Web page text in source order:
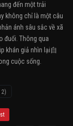
đến một trải
không chỉ là một câu
ánh sâu sắc về xã
đuổi. Thông qua
khán giả nhìn lại自
cuộc sống.
2)